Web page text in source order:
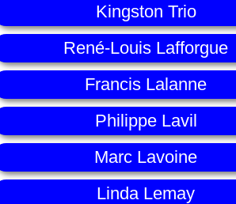
Kingston Trio
René-Louis Lafforgue
Francis Lalanne
Philippe Lavil
Marc Lavoine
Linda Lemay